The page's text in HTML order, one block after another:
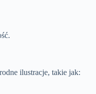
ilustracje, takie jak: